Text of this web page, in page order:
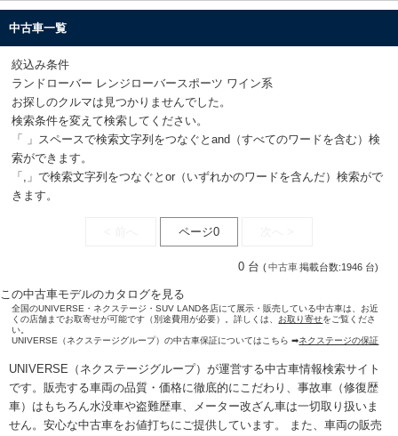
中古車一覧
絞込み条件
ランドローバー レンジローバースポーツ ワイン系
お探しのクルマは見つかりませんでした。
検索条件を変えて検索してください。
「 」スペースで検索文字列をつなぐとand（すべてのワードを含む）検
索ができます。
「,」で検索文字列をつなぐとor（いずれかのワードを含んだ）検索がで
きます。
ページ0
0 台 (中古車掲載台数:1946 台)
この中古車モデルのカタログを見る
全国のUNIVERSE・ネクステージ・SUV LAND各店にて展示・販売している中古車は、お近
くの店舗までお取寄せが可能です（別途費用が必要）。詳しくは、 お取り寄せをご覧くださ
い。
UNIVERSE（ネクステージグループ）の中古車保証についてはこちら ➡ネクステージの保証
UNIVERSE（ネクステージグループ）が運営する中古車情報検索サイト
です。販売する車両の品質・価格に徹底的にこだわり、事故車（修復歴
車）はもちろん水没車や盗難歴車、メーター改ざん車は一切取り扱いま
せん。安心な中古車をお値打ちにご提供しています。 また、車両の販売